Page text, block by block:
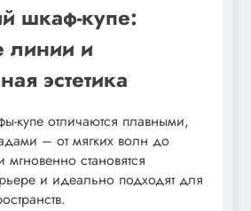
шкаф-купе:
линии и
эстетика
купе отличаются плавными,
– от мягких волн до
мгновенно становятся
и идеально подходят для